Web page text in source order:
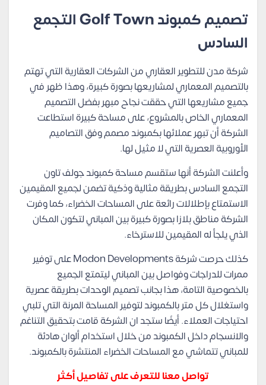
تصميم كمبوند Golf Town التجمع
السادس
شركة مدن للتطوير العقاري من الشركات العقارية التي تهتم
بالتصميم المعماري لمشاريعها بصورة كبيرة، وهذا ظهر في
جميع مشاريعها التي حققت نجاح مبهر بفضل التصميم
المعماري الخاص بالمشروع، على مساحة كبيرة استطاعت
الشركة أن تبهر عملائها بكمبوند مصمم وفق التصاميم
الأوروبية العصرية التي لا مثيل لها.
وأعلنت الشركة أنها ستقسم مساحة كمبوند جولف تاون
التجمع السادس بطريقة مثالية وذكية تضمن لجميع المقيمين
الاستمتاع بإطلالات رائعة على المساحات الخضراء، كما وفرت
الشركة مناطق بلازا بصورة كبيرة بين المباني لتكون المكان
الذي يلجأ له المقيمين للاسترخاء.
كذلك حرصت شركة Modon Developments على توفير
ممرات للدراجات وفواصل بين المباني ليتمتع الجميع
بالخصوصية التامة، هذا بجانب تصميم الوحدات بطريقة عصرية
واستغلال كل متر بالكمبوند لتوفير المساحة المرنة التي تلبي
احتياجات العملاء. أيضًا ستجد ان الشركة قامت بتحقيق التناغم
والانسجام داخل الكمبوند من خلال استخدام ألوان هادئة
للمباني تتماشي مع المساحات الخضراء المنتشرة بالكمبوند.
تواصل معنا للتعرف على تفاصيل أكثر